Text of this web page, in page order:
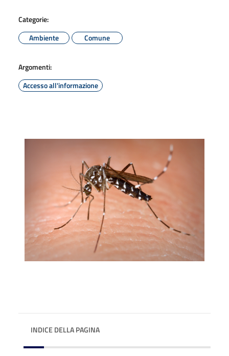
Categorie:
Ambiente
Comune
Argomenti:
Accesso all'informazione
INDICE DELLA PAGINA